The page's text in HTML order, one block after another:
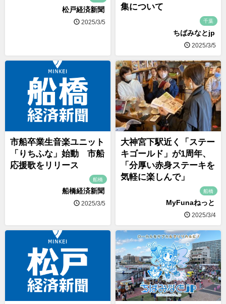
松戸経済新聞
2025/3/5
集について
千葉
ちばみなとjp
2025/3/5
市船卒業生音楽ユニット
「りちふな」始動 市船
応援歌をリリース
船橋
船橋経済新聞
2025/3/5
大神宮下駅近く「ステー
キゴールド」が1周年、
「分厚い赤身ステーキを
気軽に楽しんで」
船橋
MyFunaねっと
2025/3/4